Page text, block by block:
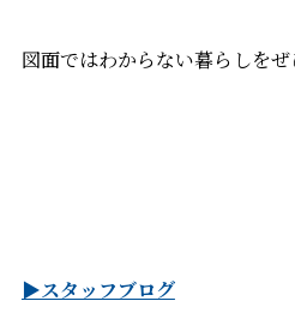
図面ではわからない暮らしを
▶スタッフブログ